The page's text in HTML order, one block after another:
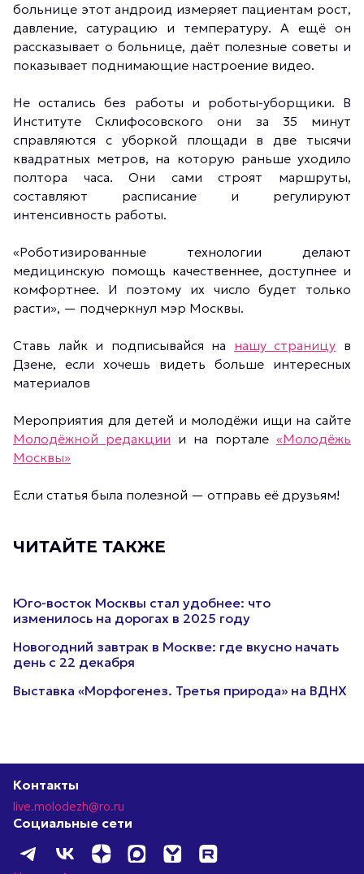
больнице этот андроид измеряет пациентам рост,
давление, сатурацию и температуру. А ещё он
рассказывает о больнице, даёт полезные советы и
показывает поднимающие настроение видео.
Не остались без работы и роботы-уборщики. В
Институте Склифосовского они за 35 минут
справляются с уборкой площади в две тысячи
квадратных метров, на которую раньше уходило
полтора часа. Они сами строят маршруты,
составляют расписание и регулируют
интенсивность работы.
«Роботизированные технологии делают
медицинскую помощь качественнее, доступнее и
комфортнее. И поэтому их число будет только
расти», — подчеркнул мэр Москвы.
Ставь лайк и подписывайся на нашу страницу в
Дзене, если хочешь видеть больше интересных
материалов
Мероприятия для детей и молодёжи ищи на сайте
Молодёжной редакции и на портале «Молодёжь
Москвы»
Если статья была полезной — отправь её друзьям!
ЧИТАЙТЕ ТАКЖЕ
Юго-восток Москвы стал удобнее: что
изменилось на дорогах в 2025 году
Новогодний завтрак в Москве: где вкусно начать
день с 22 декабря
Выставка «Морфогенез. Третья природа» на ВДНХ
Контакты
live.molodezh@ro.ru
Социальные сети